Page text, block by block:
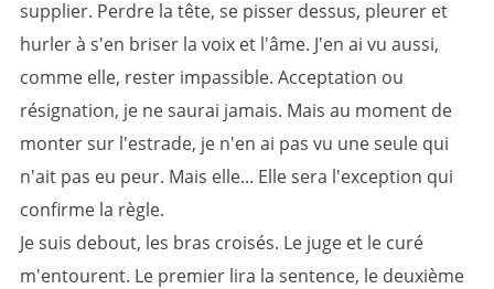
supplier. Perdre la tête, se pisser dessus, pleurer et
hurler à s'en briser la voix et l'âme. J'en ai vu aussi,
comme elle, rester impassible. Acceptation ou
résignation, je ne saurai jamais. Mais au moment de
monter sur l'estrade, je n'en ai pas vu une seule qui
n'ait pas eu peur. Mais elle... Elle sera l'exception qui
confirme la règle.
Je suis debout, les bras croisés. Le juge et le curé
m'entourent. Le premier lira la sentence, le deuxième